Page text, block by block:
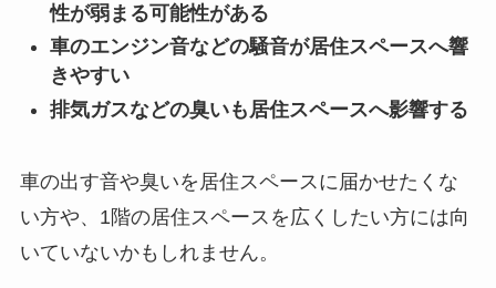
性が弱まる可能性がある
車のエンジン音などの騒音が居住スペースへ響
きやすい
排気ガスなどの臭いも居住スペースへ影響する
車の出す音や臭いを居住スペースに届かせたくな
い方や、1階の居住スペースを広くしたい方には向
いていないかもしれません。